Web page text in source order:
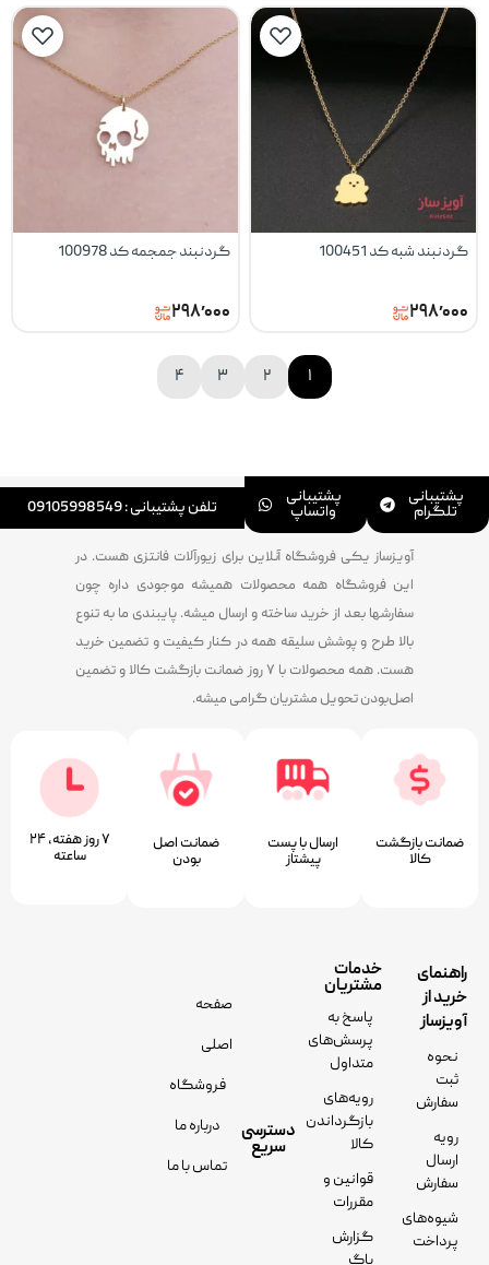
گردنبند شبه کد 100451
۲۹۸٬۰۰۰
گردنبند جمجمه کد 100978
۲۹۸٬۰۰۰
۱ ۲ ۳ ۴
پشتیبانی
تلگرام
پشتیبانی
واتساپ تلفن پشتیبانی : 09105998549
آویزساز یکی فروشگاه آنلاین برای زیورآلات فانتزی هست. در
این فروشگاه همه محصولات همیشه موجودی داره چون
سفارشها بعد از خرید ساخته و ارسال میشه. پایبندی ما به تنوع
بالا طرح و پوشش سلیقه همه در کنار کیفیت و تضمین خرید
هست. همه محصولات با ۷ روز ضمانت بازگشت کالا و تضمین
اصل‌بودن تحویل مشتریان گرامی میشه.
ضمانت بازگشت
کالا
ارسال با پست
پیشتاز
ﺿﻤﺎﻧﺖ اﺻﻞ
ﺑﻮدن
۷ روز ﻫﻔﺘﻪ، ۲۴
ﺳﺎﻋﺘﻪ
راهنمای
خرید از
آویزساز
نحوه
ثبت
سفارش
رویه
ارسال
سفارش
شیوه‌های
پرداخت
خدمات
مشتریان
پاسخ به
پرسش‌های
متداول
رویه‌های
بازگرداندن
کالا
قوانین و
مقررات
گزارش
دسترسی
سریع
صفحه
اصلی
فروشگاه
درباره ما
تماس با ما